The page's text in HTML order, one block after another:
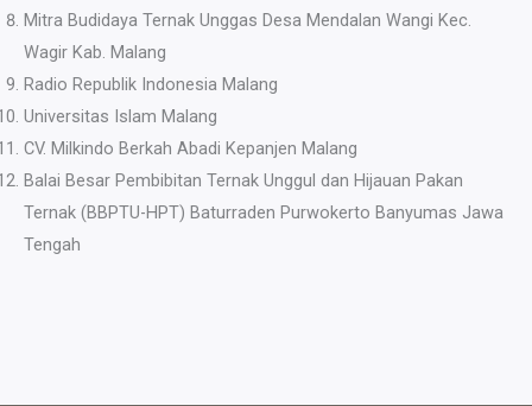
Mitra Budidaya Ternak Unggas Desa Mendalan Wangi Kec.
Wagir Kab. Malang
Radio Republik Indonesia Malang
Universitas Islam Malang
CV. Milkindo Berkah Abadi Kepanjen Malang
Balai Besar Pembibitan Ternak Unggul dan Hijauan Pakan
Ternak (BBPTU-HPT) Baturraden Purwokerto Banyumas Jawa
Tengah